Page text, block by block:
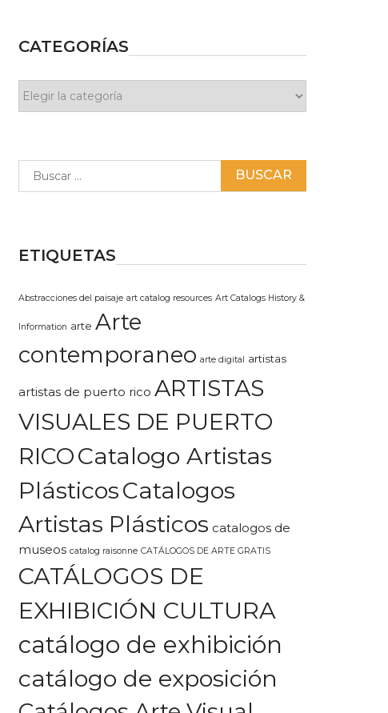
CATEGORÍAS
ETIQUETAS
Abstracciones del paisaje art catalog resources Art Catalogs History &
Information arte Arte
contemporaneo arte digital artistas
artistas de puerto rico ARTISTAS
VISUALES DE PUERTO
RICOCatalogo Artistas
PlásticosCatalogos
Artistas Plásticos catalogos de
museos catalog raisonne CATÁLOGOS DE ARTE GRATIS
CATÁLOGOS DE
EXHIBICIÓN CULTURA
catálogo de exhibición
catálogo de exposición